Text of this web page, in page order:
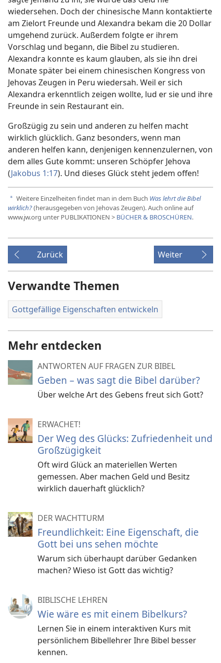
wiedersehen. Doch der chinesische Mann kontaktierte
am Zielort Freunde und Alexandra bekam die 20 Dollar
umgehend zurück. Außerdem folgte er ihrem
Vorschlag und begann, die Bibel zu studieren.
Alexandra konnte es kaum glauben, als sie ihn drei
Monate später bei einem chinesischen Kongress von
Jehovas Zeugen in Peru wiedersah. Weil er sich
Alexandra erkenntlich zeigen wollte, lud er sie und ihre
Freunde in sein Restaurant ein.
Großzügig zu sein und anderen zu helfen macht
wirklich glücklich. Ganz besonders, wenn man
anderen helfen kann, denjenigen kennenzulernen, von
dem alles Gute kommt: unseren Schöpfer Jehova
(Jakobus 1:17). Und dieses Glück steht jedem offen!
a Weitere Einzelheiten findet man in dem Buch Was lehrt die Bibel
wirklich?(herausgegeben von Jehovas Zeugen). Auch online auf
www.jw.org unter PUBLIKATIONEN > BÜCHER & BROSCHÜREN.
Zurück Weiter
Verwandte Themen
Gottgefällige Eigenschaften entwickeln
Mehr entdecken
ANTWORTEN AUF FRAGEN ZUR BIBEL
Geben – was sagt die Bibel darüber?
Über welche Art des Gebens freut sich Gott?
ERWACHET!
Der Weg des Glücks: Zufriedenheit und
Großzügigkeit
Oft wird Glück an materiellen Werten
gemessen. Aber machen Geld und Besitz
wirklich dauerhaft glücklich?
DER WACHTTURM
Freundlichkeit: Eine Eigenschaft, die
Gott bei uns sehen möchte
Warum sich überhaupt darüber Gedanken
machen? Wieso ist Gott das wichtig?
BIBLISCHE LEHREN
Wie wäre es mit einem Bibelkurs?
Lernen Sie in einem interaktiven Kurs mit
persönlichem Bibellehrer Ihre Bibel besser
kennen.